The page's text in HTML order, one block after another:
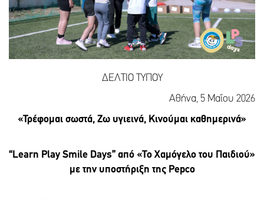
ΔΕΛΤΙΟ ΤΥΠΟΥ
Αθήνα, 5 Μαΐου 2026
«Τρέφομαι σωστά, Ζω υγιεινά, Κινούμαι καθημερινά»
“Learn Play Smile Days” από «Το Χαμόγελο του Παιδιού»
με την υποστήριξη της Pepco